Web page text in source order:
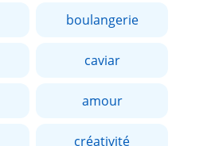
boulangerie
caviar
amour
créativité